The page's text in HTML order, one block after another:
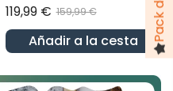
119,99 € 159,99 €
Añadir a la cesta